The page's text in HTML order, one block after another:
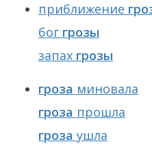
приближение
бог грозы
запах грозы
гроза миновала
гроза прошла
гроза ушла